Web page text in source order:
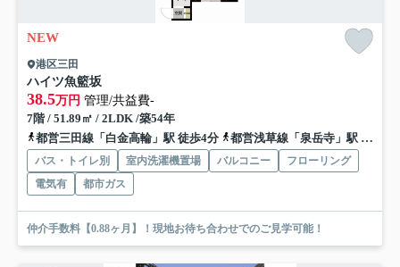
NEW
港区三田
ハイツ魚籃坂
38.5万円 管理/共益費-
7階 / 51.89㎡ / 2LDK /築54年
都営三田線「白金高輪」駅 徒歩4分
都営浅草線「泉岳寺」駅 徒歩12分
バス・トイレ別 室内洗濯機置場 バルコニー
フローリング
電気有
都市ガス
仲介手数料【0.88ヶ月】！現地お待ち合わせでのご見学可能！